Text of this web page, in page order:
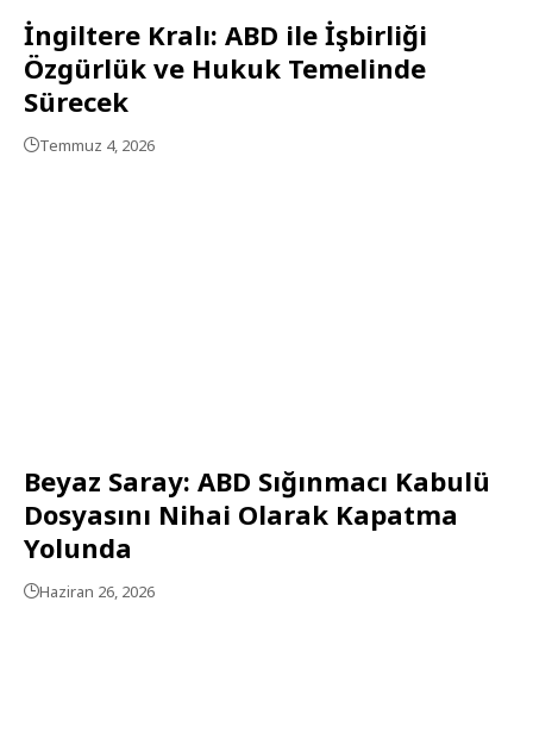
İngiltere Kralı: ABD ile İşbirliği
Özgürlük ve Hukuk Temelinde
Sürecek
Temmuz 4, 2026
Beyaz Saray: ABD Sığınmacı Kabulü
Dosyasını Nihai Olarak Kapatma
Yolunda
Haziran 26, 2026